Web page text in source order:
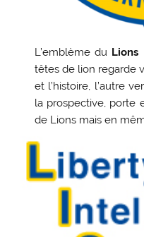
L’emblème du Lions
têtes de lion regarde
et l’histoire, l’autre
la prospective, porte
de Lions mais en